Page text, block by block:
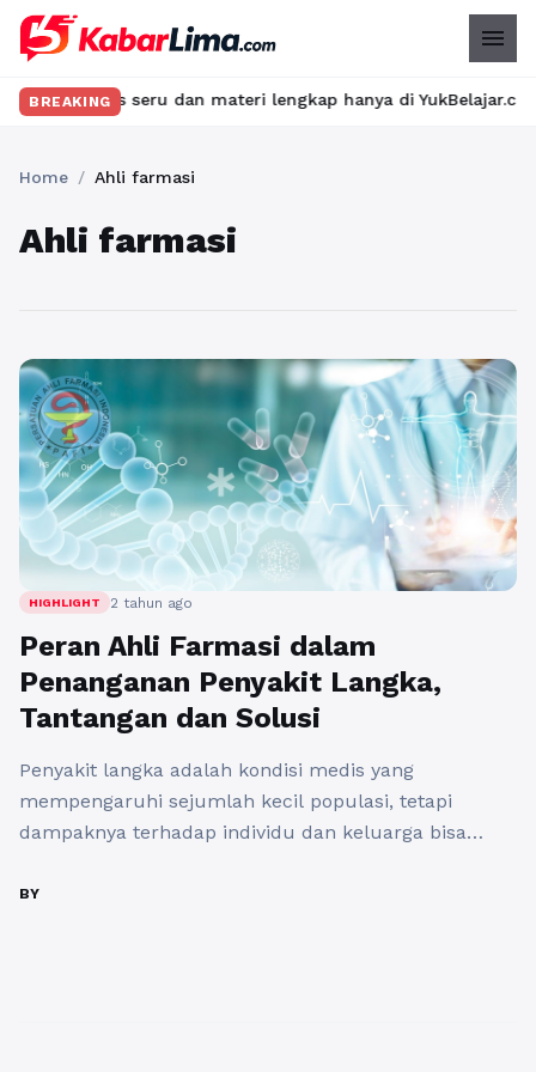
menu
BREAKING
kelas seru dan materi lengkap hanya di YukBelajar.com.
Home / Ahli farmasi
Ahli farmasi
HIGHLIGHT 2 tahun ago
Peran Ahli Farmasi dalam
Penanganan Penyakit Langka,
Tantangan dan Solusi
Penyakit langka adalah kondisi medis yang
mempengaruhi sejumlah kecil populasi, tetapi
dampaknya terhadap individu dan keluarga bisa
orang hidup dengan penyakit langka. Di Indonesia,
BY